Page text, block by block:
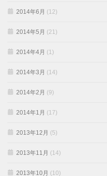
2014年6月 (12)
2014年5月 (21)
2014年4月 (1)
2014年3月 (14)
2014年2月 (9)
2014年1月 (17)
2013年12月 (5)
2013年11月 (14)
2013年10月 (10)